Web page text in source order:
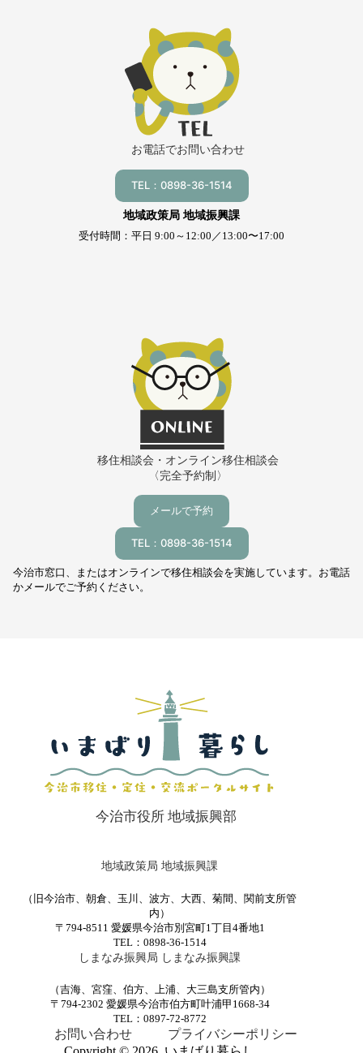
お電話でお問い合わせ
TEL：0898-36-1514
地域政策局 地域振興課
受付時間：平日 9:00～12:00／13:00〜17:00
移住相談会・オンライン移住相談会
〈完全予約制〉
メールで予約
TEL：0898-36-1514
今治市窓口、またはオンラインで移住相談会を実施しています。お電話
かメールでご予約ください。
今治市役所 地域振興部
地域政策局 地域振興課
（旧今治市、朝倉、玉川、波方、大西、菊間、関前支所管
内）
〒794-8511 愛媛県今治市別宮町1丁目4番地1
TEL：0898-36-1514
しまなみ振興局 しまなみ振興課
（吉海、宮窪、伯方、上浦、大三島支所管内）
〒794-2302 愛媛県今治市伯方町叶浦甲1668-34
TEL：0897-72-8772
お問い合わせ
プライバシーポリシー